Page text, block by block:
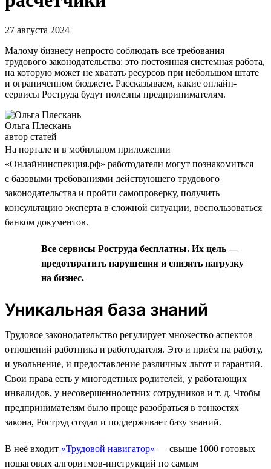
27 августа 2024
Малому бизнесу непросто соблюдать все требования
трудового законодательства: это постоянная системная работа,
на которую может не хватать ресурсов при небольшом штате
и ограниченном бюджете. Рассказываем, какие онлайн-
сервисы Роструда будут полезны предпринимателям.
Ольга Плескань
автор статей
На портале и в мобильном приложении
«Онлайнинспекция.рф» работодатели могут познакомиться
с базовыми требованиями действующего трудового
законодательства и пройти самопроверку, получить
консультацию эксперта в сложной ситуации, воспользоваться
банком документов.
Все сервисы Роструда бесплатны. Их цель —
предотвратить нарушения и снизить нагрузку
на бизнес.
Уникальная база знаний
Трудовое законодательство регулирует множество аспектов
отношений работника и работодателя. Это и приём на работу,
и увольнение, и предоставление различных льгот и гарантий.
Свои права есть у многодетных родителей, у работающих
инвалидов, у несовершеннолетних сотрудников и т. д. Чтобы
предпринимателям было проще разобраться в тонкостях
закона, Роструд создал и поддерживает базу знаний.
В неё входит «Трудовой навигатор» — свыше 1000 готовых
пошаговых алгоритмов-инструкций по самым